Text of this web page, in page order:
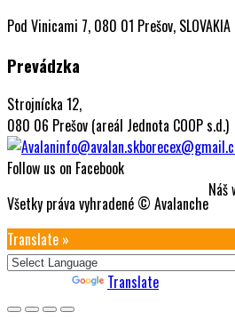
Pod Vinicami 7, 080 01 Prešov, SLOVAKIA
Prevádzka
Strojnícka 12,
080 06 Prešov (areál Jednota COOP s.d.)
info@avalan.sk
Follow us on Facebook
Všetky práva vyhradené © Avalanche
Náš
Translate »
Translate